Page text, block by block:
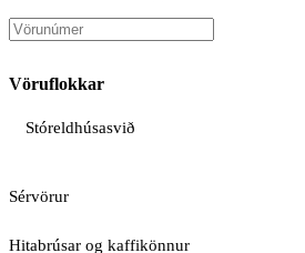
Vöruflokkar
Stóreldhúsasvið
Sérvörur
Hitabrúsar og kaffikönnur